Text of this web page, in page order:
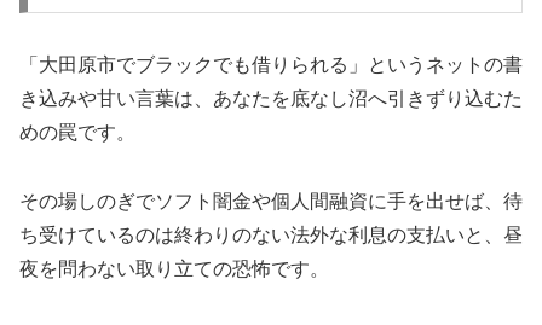
「大田原市でブラックでも借りられる」というネットの書
き込みや甘い言葉は、あなたを底なし沼へ引きずり込むた
めの罠です。
その場しのぎでソフト闇金や個人間融資に手を出せば、待
ち受けているのは終わりのない法外な利息の支払いと、昼
夜を問わない取り立ての恐怖です。